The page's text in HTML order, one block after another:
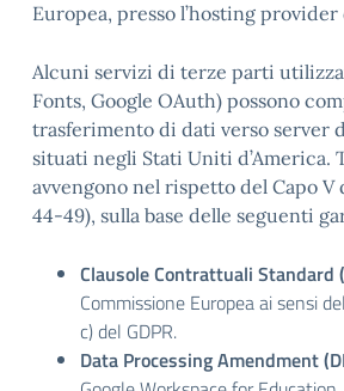
Europea, presso l’hosting provider
Alcuni servizi di terze parti
Fonts, Google OAuth) possono
trasferimento di dati verso server
situati negli Stati Uniti d’America.
avvengono nel rispetto del Capo V
44-49), sulla base delle seguenti
Clausole Contrattuali Standard
Commissione Europea ai sensi
c) del GDPR.
Data Processing Amendment